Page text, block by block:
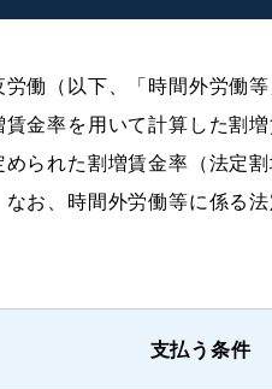
働（以下、「時間外労働
金率を用いて計算した割
られた割増賃金率（法定
お、時間外労働等に係る
支払う条件